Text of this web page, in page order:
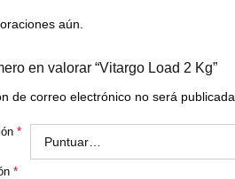
aún.
en valorar “Vitargo Load 2 Kg”
de correo electrónico no será publicada.
*
*